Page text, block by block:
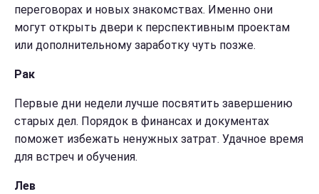
переговорах и новых знакомствах. Именно они
могут открыть двери к перспективным проектам
или дополнительному заработку чуть позже.
Рак
Первые дни недели лучше посвятить завершению
старых дел. Порядок в финансах и документах
поможет избежать ненужных затрат. Удачное время
для встреч и обучения.
Лев